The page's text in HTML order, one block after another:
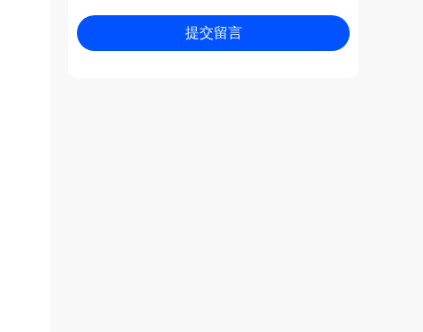
提交留言